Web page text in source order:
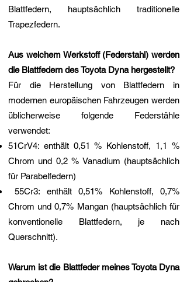
Blattfedern, hauptsächlich traditionelle
Trapezfedern.
Aus welchem Werkstoff (Federstahl) werden
die Blattfedern des Toyota Dyna hergestellt?
Für die Herstellung von Blattfedern in
modernen europäischen Fahrzeugen werden
üblicherweise folgende Federstähle
verwendet:
51CrV4: enthält 0,51 % Kohlenstoff, 1,1 %
Chrom und 0,2 % Vanadium (hauptsächlich
für Parabelfedern)
55Cr3: enthält 0,51% Kohlenstoff, 0,7%
Chrom und 0,7% Mangan (hauptsächlich für
konventionelle Blattfedern, je nach
Querschnitt).
Warum ist die Blattfeder meines Toyota Dyna